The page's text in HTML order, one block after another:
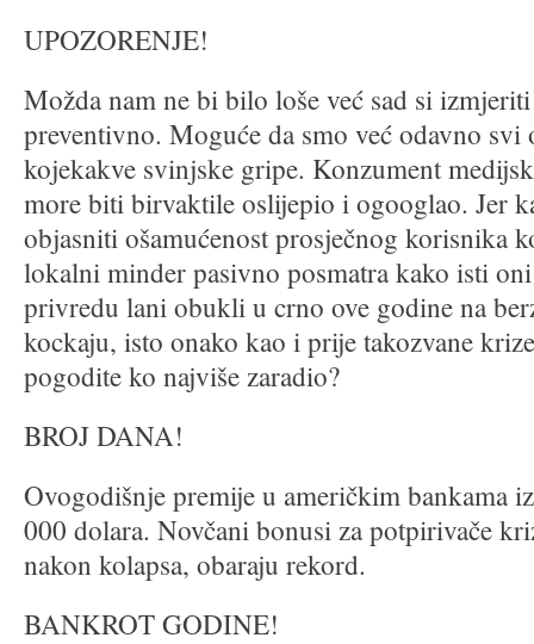
UPOZORENJE!
Možda nam ne bi bilo loše već sad si
preventivno. Moguće da smo već odavno
kojekakve svinjske gripe. Konzument
more biti birvaktile oslijepio i ogooglao. Jer
objasniti ošamućenost prosječnog korisnika
lokalni minder pasivno posmatra kako isti
privredu lani obukli u crno ove godine na
kockaju, isto onako kao i prije takozvane
pogodite ko najviše zaradio?
BROJ DANA!
Ovogodišnje premije u američkim bankama
000 dolara. Novčani bonusi za potpirivače
nakon kolapsa, obaraju rekord.
BANKROT GODINE!